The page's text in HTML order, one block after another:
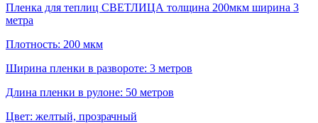
Пленка для теплиц СВЕТЛИЦА толщина 200мкм ширина 3
метра
Плотность: 200 мкм
Ширина пленки в развороте: 3 метров
Длина пленки в рулоне: 50 метров
Цвет: желтый, прозрачный